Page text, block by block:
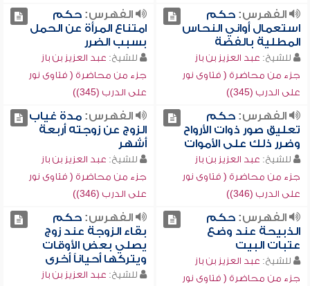
الفهرس:حكم
استعمال أواني النحاس
المطلية بالفضة
للشيخ: عبد العزيز بن باز
جزء من محاضرة ( فتاوى نور
على الدرب (345))
الفهرس:حكم
امتناع المرأة عن الحمل
بسبب الضرر
للشيخ: عبد العزيز بن باز
جزء من محاضرة ( فتاوى نور
على الدرب (345))
الفهرس:حكم
تعليق صور ذوات الأرواح
وضرر ذلك على الأموات
للشيخ: عبد العزيز بن باز
جزء من محاضرة ( فتاوى نور
على الدرب (346))
الفهرس:مدة غياب
الزوج عن زوجته أربعة
أشهر
للشيخ: عبد العزيز بن باز
جزء من محاضرة ( فتاوى نور
على الدرب (346))
الفهرس:حكم
الذبيحة عند وضع
عتبات البيت
للشيخ: عبد العزيز بن باز
جزء من محاضرة ( فتاوى نور
الفهرس:حكم
بقاء الزوجة عند زوج
يصلي بعض الأوقات
ويتركها أحياناً أخرى
للشيخ: عبد العزيز بن باز